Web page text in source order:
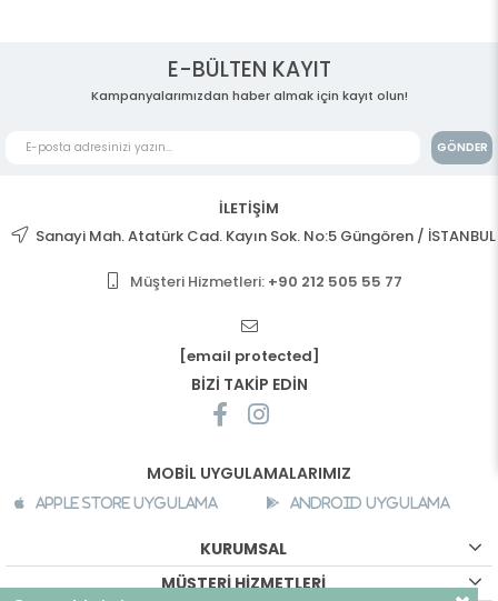
E-BÜLTEN KAYIT
Kampanyalarımızdan haber almak için kayıt olun!
GÖNDER
İLETİŞİM
Sanayi Mah. Atatürk Cad. Kayın Sok. No:5 Güngören / İSTANBUL
Müşteri Hizmetleri: +90 212 505 55 77
[email protected]
BİZİ TAKİP EDİN
MOBİL UYGULAMALARIMIZ
Apple Store Uygulama Android Uygulama
KURUMSAL
MÜŞTERİ HİZMETLERİ